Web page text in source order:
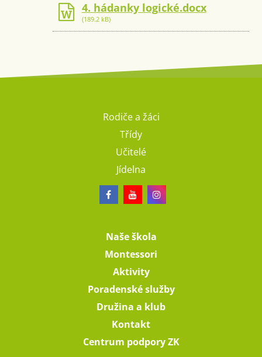
4. hádanky logické.docx
(189.2 kB)
Rodiče a žáci
Třídy
Učitelé
Jídelna
Naše škola
Montessori
Aktivity
Poradenské služby
Družina a klub
Kontakt
Centrum podpory ZK